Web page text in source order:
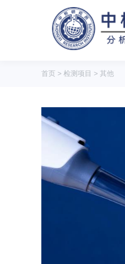
首页 > 检测项目 > 其他